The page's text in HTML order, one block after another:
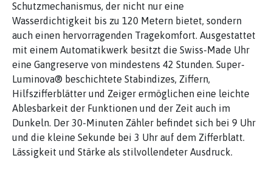
Schutzmechanismus, der nicht nur eine
Wasserdichtigkeit bis zu 120 Metern bietet, sondern
auch einen hervorragenden Tragekomfort. Ausgestattet
mit einem Automatikwerk besitzt die Swiss-Made Uhr
eine Gangreserve von mindestens 42 Stunden. Super-
Luminova® beschichtete Stabindizes, Ziffern,
Hilfszifferblätter und Zeiger ermöglichen eine leichte
Ablesbarkeit der Funktionen und der Zeit auch im
Dunkeln. Der 30-Minuten Zähler befindet sich bei 9 Uhr
und die kleine Sekunde bei 3 Uhr auf dem Zifferblatt.
Lässigkeit und Stärke als stilvollendeter Ausdruck.